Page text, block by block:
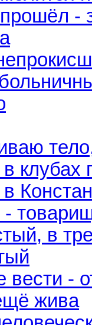
-
в клубах
-
в
вести -
жива